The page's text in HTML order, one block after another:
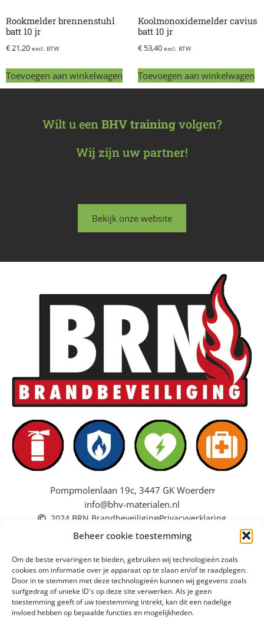
Beheer cookie toestemming
Om de beste ervaringen te bieden, gebruiken wij technologieën zoals
cookies om informatie over je apparaat op te slaan en/of te raadplegen.
Door in te stemmen met deze technologieën kunnen wij gegevens zoals
surfgedrag of unieke ID's op deze site verwerken. Als je geen
toestemming geeft of uw toestemming intrekt, kan dit een nadelige
invloed hebben op bepaalde functies en mogelijkheden.
Rookmelder brennenstuhl
batt 10 jr
€21,20 excl. BTW
Toevoegen aan winkelwagen
Koolmonoxidemelder cavius
batt 10 jr
€ 53,40 excl. BTW
Toevoegen aan winkelwagen
Wilt u eenBHV trainingvolgen?
Wij zijn uw partner!
Bekijk onze website
Pompmolenlaan 19c, 3447 GK Woerden
info@bhv-materialen.nl
2024 BRN BrandbeveiligingPrivacyverklaring